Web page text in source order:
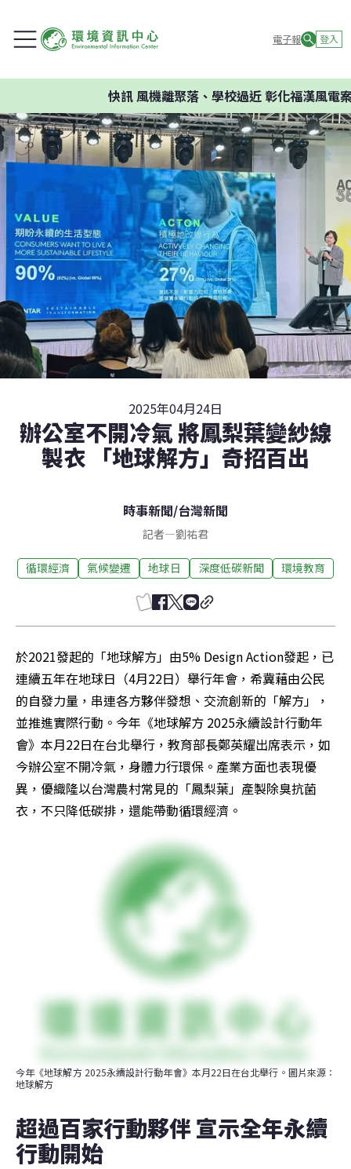
電子報 登入
風機離聚落、學校過近 彰化福漢風電案環委
2025年04月24日
辦公室不開冷氣 將鳳梨葉變紗線
製衣 「地球解方」奇招百出
時事新聞/台灣新聞
記者—劉祐君
循環經濟 氣候變遷 地球日 深度低碳新聞 環境教育
於2021發起的「地球解方」由5% Design Action發起，已
連續五年在地球日（4月22日）舉行年會，希冀藉由公民
的自發力量，串連各方夥伴發想、交流創新的「解方」，
並推進實際行動。今年《地球解方 2025永續設計行動年
會》本月22日在台北舉行，教育部長鄭英耀出席表示，如
今辦公室不開冷氣，身體力行環保。產業方面也表現優
異，優織隆以台灣農村常見的「鳳梨葉」產製除臭抗菌
衣，不只降低碳排，還能帶動循環經濟。
今年《地球解方 2025永續設計行動年會》本月22日在台北舉行。圖片來源：
地球解方
超過百家行動夥伴 宣示全年永續
行動開始